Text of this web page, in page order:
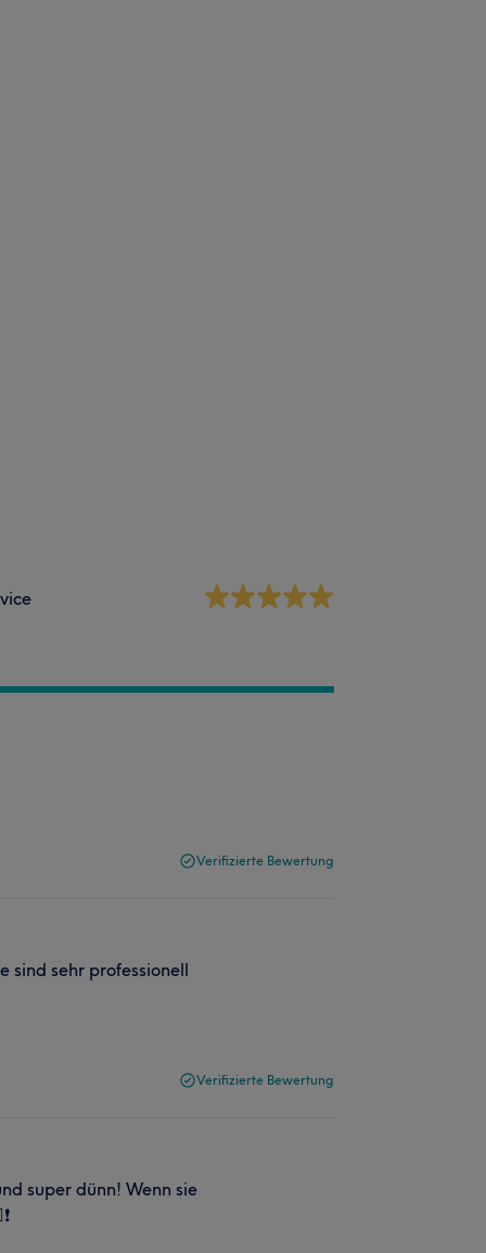
Verifizierte Bewertung
sind sehr professionell
Verifizierte Bewertung
super dünn! Wenn sie